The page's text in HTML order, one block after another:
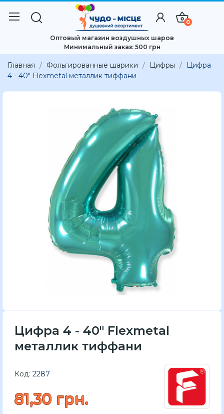
0
Оптовый магазин воздушных шаров
Минимальный заказ: 500 грн
Главная Фольгированные шарики Цифры
Цифра
4 - 40" Flexmetal металлик тиффани
Цифра 4 - 40" Flexmetal
металлик тиффани
Код: 2287
81,30 грн.